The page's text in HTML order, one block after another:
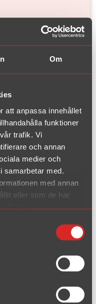
Om
att anpassa innehållet
funktioner
trafik. Vi
och annan
medier och
samarbetar med.
med annan
eller som de har
tjänster.